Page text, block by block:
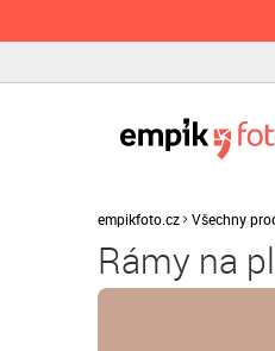
empikfoto.cz Všechny
Rámy na